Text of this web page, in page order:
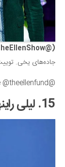
(@TheEllenShow)
جاده‌های یخی.
@ellentube @theellenfund
15. لیلی راینهارت (Lili Reinhart)